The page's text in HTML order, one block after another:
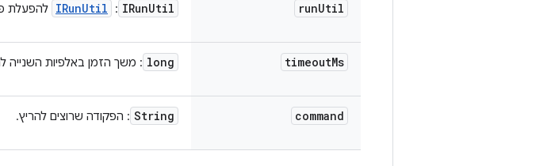
runUtil
IRunUtil
:
IRunUtil להפעלת
timeoutMs
long : משך הזמן באלפיות השנייה
command
String : הפקודה שרוצים להריץ.